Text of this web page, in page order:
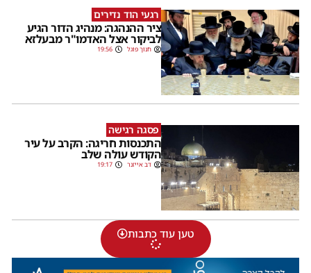
רגעי הוד נדירים
ציר ההנהגה: מנהיג הדור הגיע
לביקור אצל האדמו"ר מבעלזא
חנוך פוגל 19:56
פסגה רגישה
התכנסות חריגה: הקרב על עיר
הקודש עולה שלב
דב אייזנר 19:17
טען עוד כתבות